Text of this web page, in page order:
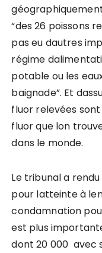
“des 26 poissons
pas eu dautres
régime
potable ou les
baignade”. Et
fluor relevées
fluor que lon
dans le monde.
Le tribunal a
pour latteinte à
condamnation
est plus
dont 20 000  avec